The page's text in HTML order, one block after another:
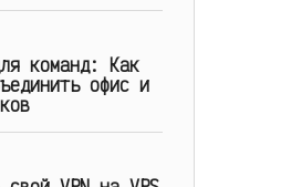
команд: Как
офис и